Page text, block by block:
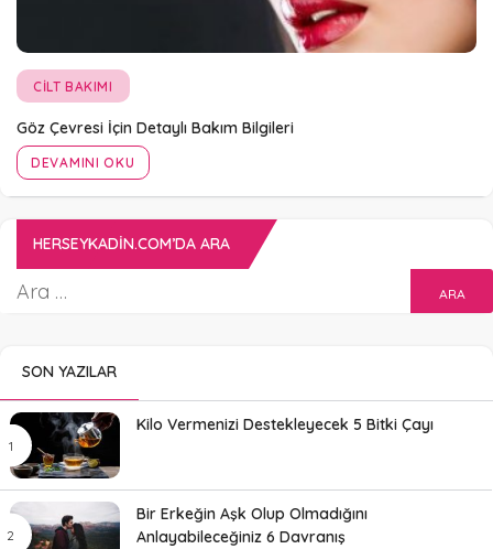
CILT BAKIMI
Göz Çevresi İçin Detaylı Bakım Bilgileri
DEVAMINI OKU
HERSEYKADIN.COM’DA ARA
SON YAZILAR
Kilo Vermenizi Destekleyecek 5 Bitki Çayı
Bir Erkeğin Aşk Olup Olmadığını
Anlayabileceğiniz 6 Davranış